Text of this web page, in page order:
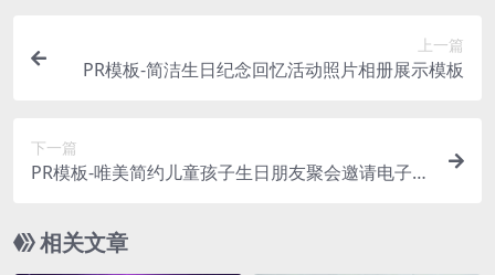
上一篇
PR模板-简洁生日纪念回忆活动照片相册展示模板
下一篇
PR模板-唯美简约儿童孩子生日朋友聚会邀请电子贺
相关文章